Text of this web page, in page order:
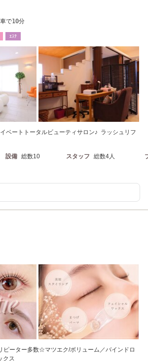
で10分
ｴｽﾃ
ベートトータルビューティサロン♪ ラッシュリフ
設備 総数10 スタッフ 総数4人
ピーター多数☆マツエク/ボリューム／バインドロ
クス